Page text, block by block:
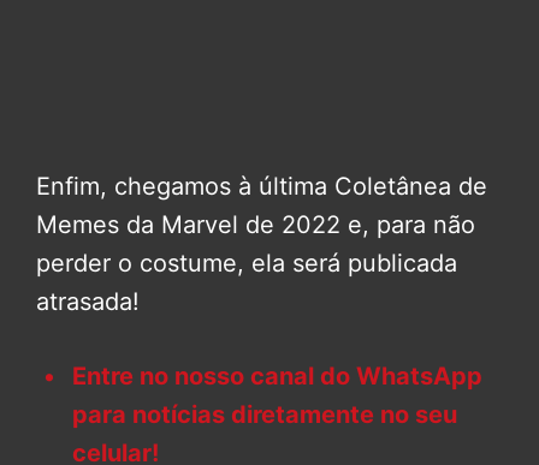
Enfim, chegamos à última Coletânea de
Memes da Marvel de 2022 e, para não
perder o costume, ela será publicada
atrasada!
Entre no nosso canal do WhatsApp
para notícias diretamente no seu
celular!